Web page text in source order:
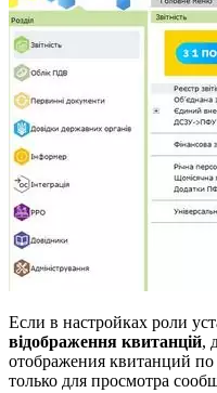
Если в настройках роли
відображення квитанцій,
отображения квитанций
только для просмотра